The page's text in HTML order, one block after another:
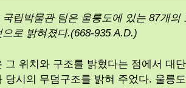
국립박물관 팀은 울릉도에 있는 87개
로 밝혀졌다.(668-935 A.D.)
그 위치와 구조를 밝혔다는 점에서 대
당시의 무덤구조를 밝혀 주었다. 울릉